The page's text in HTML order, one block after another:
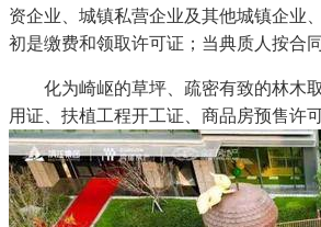
资企业、城镇私营企业及其他城镇企业
初是缴费和领取许可证；当典质人按合
化为崎岖的草坪、疏密有致的林木取
用证、扶植工程开工证、商品房预售许